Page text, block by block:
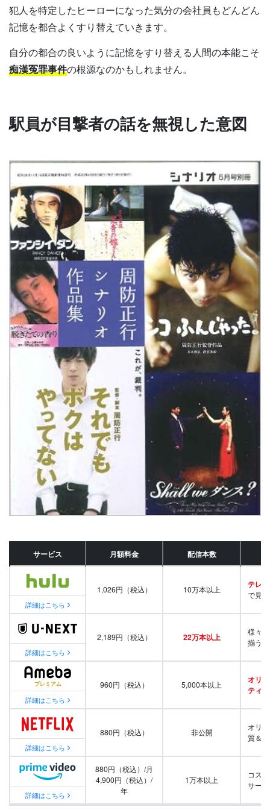
犯人を特定したヒーローになった気分の会社員もどんどん
記憶を都合よくすり替えていきます。
自分の都合の良いように記憶をすり替える人間の本能こそ
痴漢冤罪事件の根源なのかもしれません。
駅員が目撃者の話を無視した意図
サービス 月額料金 配信本数
詳細はこちら
1,026円（税込） 10万本以上 テレビ
で見
詳細はこちら
2,189円（税込） 22万本以上
様々
揃う
詳細はこちら
960円（税込） 5,000本以上
オリ
ティ
詳細はこちら
880円（税込） 非公開
オリ
質＆
詳細はこちら
880円（税込）/月
4,900円（税込）/
年
1万本以上
コス
サー